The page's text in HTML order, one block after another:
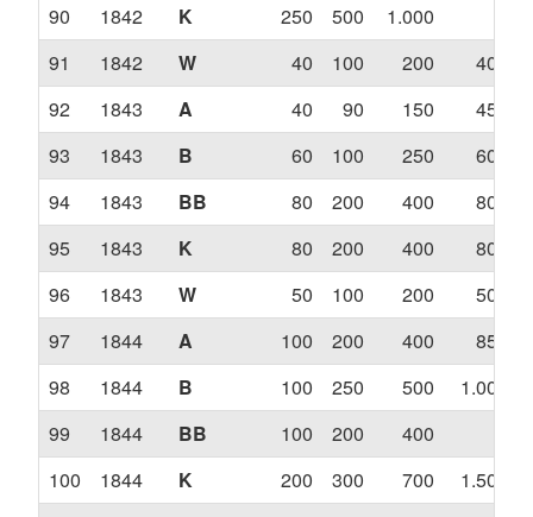
90
1842 K 250 500 1.000
91
1842 W 40 100 200
400
92
1843 A 40 90 150
450
93
1843 B 60 100 250
600
94
1843 BB 80 200 400
800
95
1843 K 80 200 400
800
96
1843 W 50 100 200
500
97
1844 A 100 200 400
850
98
1844 B 100 250 500
1.000
99
1844 BB 100 200 400
100
1844 K 200 300 700
1.500